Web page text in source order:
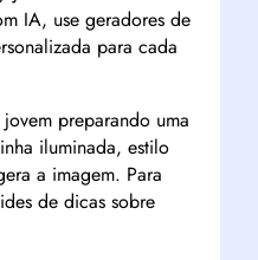
IA, use geradores de
para cada
preparando uma
iluminada, estilo
a imagem. Para
de dicas sobre